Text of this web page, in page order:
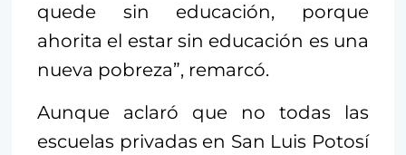
quede sin educación, porque
ahorita el estar sin educación es una
nueva pobreza”, remarcó.
Aunque aclaró que no todas las
escuelas privadas en San Luis Potosí